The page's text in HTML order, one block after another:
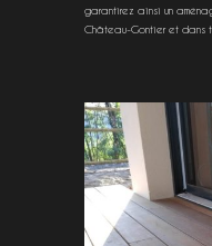
garantirez ainsi un
Château-Gontier et dans